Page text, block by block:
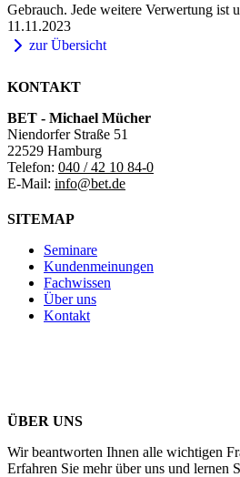
Gebrauch. Jede weitere Verwertung ist
11.11.2023
zur Übersicht
KONTAKT
BET - Michael Mücher
Niendorfer Straße 51
22529 Hamburg
Telefon: 040 / 42 10 84-0
E-Mail: info@bet.de
SITEMAP
Seminare
Kundenmeinungen
Fachwissen
Über uns
Kontakt
ÜBER UNS
Wir beantworten Ihnen alle wichtigen
Erfahren Sie mehr über uns und lernen